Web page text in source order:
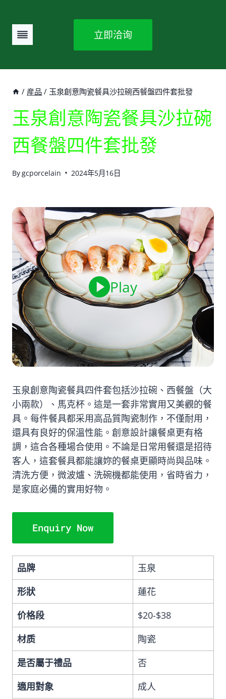
content
立即洽询
/ 産品 / 玉泉創意陶瓷餐具沙拉碗西餐盤四件套批發
玉泉創意陶瓷餐具沙拉碗
西餐盤四件套批發
Bygcporcelain 2024年5月16日
Play
玉泉創意陶瓷餐具四件套包括沙拉碗、西餐盤（大
小兩款）、馬克杯。這是一套非常實用又美觀的餐
具。每件餐具都采用高品質陶瓷制作，不僅耐用，
還具有良好的保溫性能。創意設計讓餐桌更有格
調，這合各種場合使用。不論是日常用餐還是招待
客人，這套餐具都能讓妳的餐桌更顯時尚與品味。
清洗方便，微波爐、洗碗機都能使用，省時省力，
是家庭必備的實用好物。
Enquiry Now
品牌
玉泉
形狀
蓮花
价格段
$20-$38
材质
陶瓷
是否屬于禮品
否
適用對象
成人